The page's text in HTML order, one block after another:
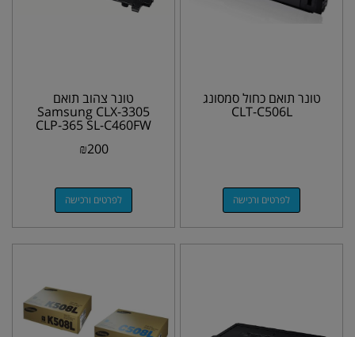
טונר תואם כחול סמסונג
CLT-C506L
לפרטים ורכישה
טונר צהוב תואם
Samsung CLX-3305
CLP-365 SL-C460FW
₪200
לפרטים ורכישה